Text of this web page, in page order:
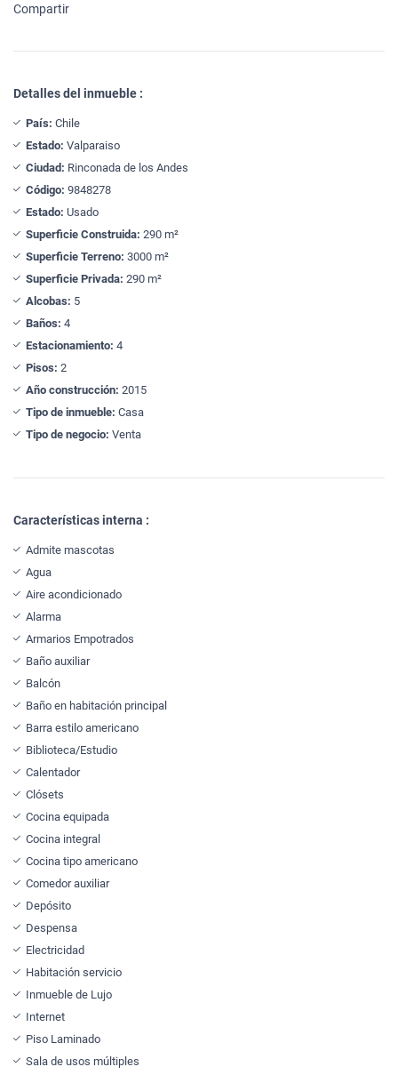
Compartir
Detalles del inmueble :
País: Chile
Estado: Valparaiso
Ciudad: Rinconada de los Andes
Código: 9848278
Estado: Usado
Superficie Construida: 290 m²
Superficie Terreno: 3000 m²
Superficie Privada: 290 m²
Alcobas: 5
Baños: 4
Estacionamiento: 4
Pisos: 2
Año construcción: 2015
Tipo de inmueble: Casa
Tipo de negocio: Venta
Características interna :
Admite mascotas
Agua
Aire acondicionado
Alarma
Armarios Empotrados
Baño auxiliar
Balcón
Baño en habitación principal
Barra estilo americano
Biblioteca/Estudio
Calentador
Clósets
Cocina equipada
Cocina integral
Cocina tipo americano
Comedor auxiliar
Depósito
Despensa
Electricidad
Habitación servicio
Inmueble de Lujo
Internet
Piso Laminado
Sala de usos múltiples